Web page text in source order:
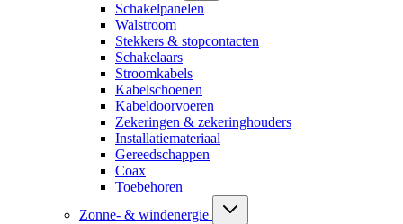
Schakelpanelen
Walstroom
Stekkers & stopcontacten
Schakelaars
Stroomkabels
Kabelschoenen
Kabeldoorvoeren
Zekeringen & zekeringhouders
Installatiemateriaal
Gereedschappen
Coax
Toebehoren
Zonne- & windenergie